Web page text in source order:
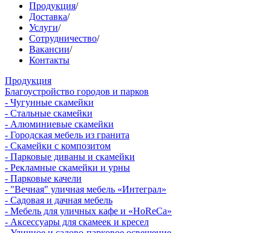
Продукция/
Доставка/
Услуги/
Сотрудничество/
Вакансии/
Контакты
Продукция
Благоустройство городов и парков
- Чугунные скамейки
- Стальные скамейки
- Алюминиевые скамейки
- Городская мебель из гранита
- Скамейки с композитом
- Парковые диваны и скамейки
- Рекламные скамейки и урны
- Парковые качели
- "Вечная" уличная мебель «Интеграл»
- Садовая и дачная мебель
- Мебель для уличных кафе и «HoReCa»
- Аксессуары для скамеек и кресел